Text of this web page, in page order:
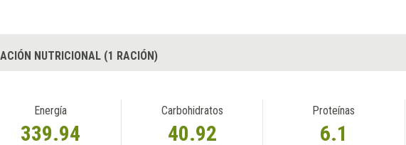
NUTRICIONAL (1 RACIÓN)
Energía
339.94
Carbohidratos
40.92
Proteínas
6.1